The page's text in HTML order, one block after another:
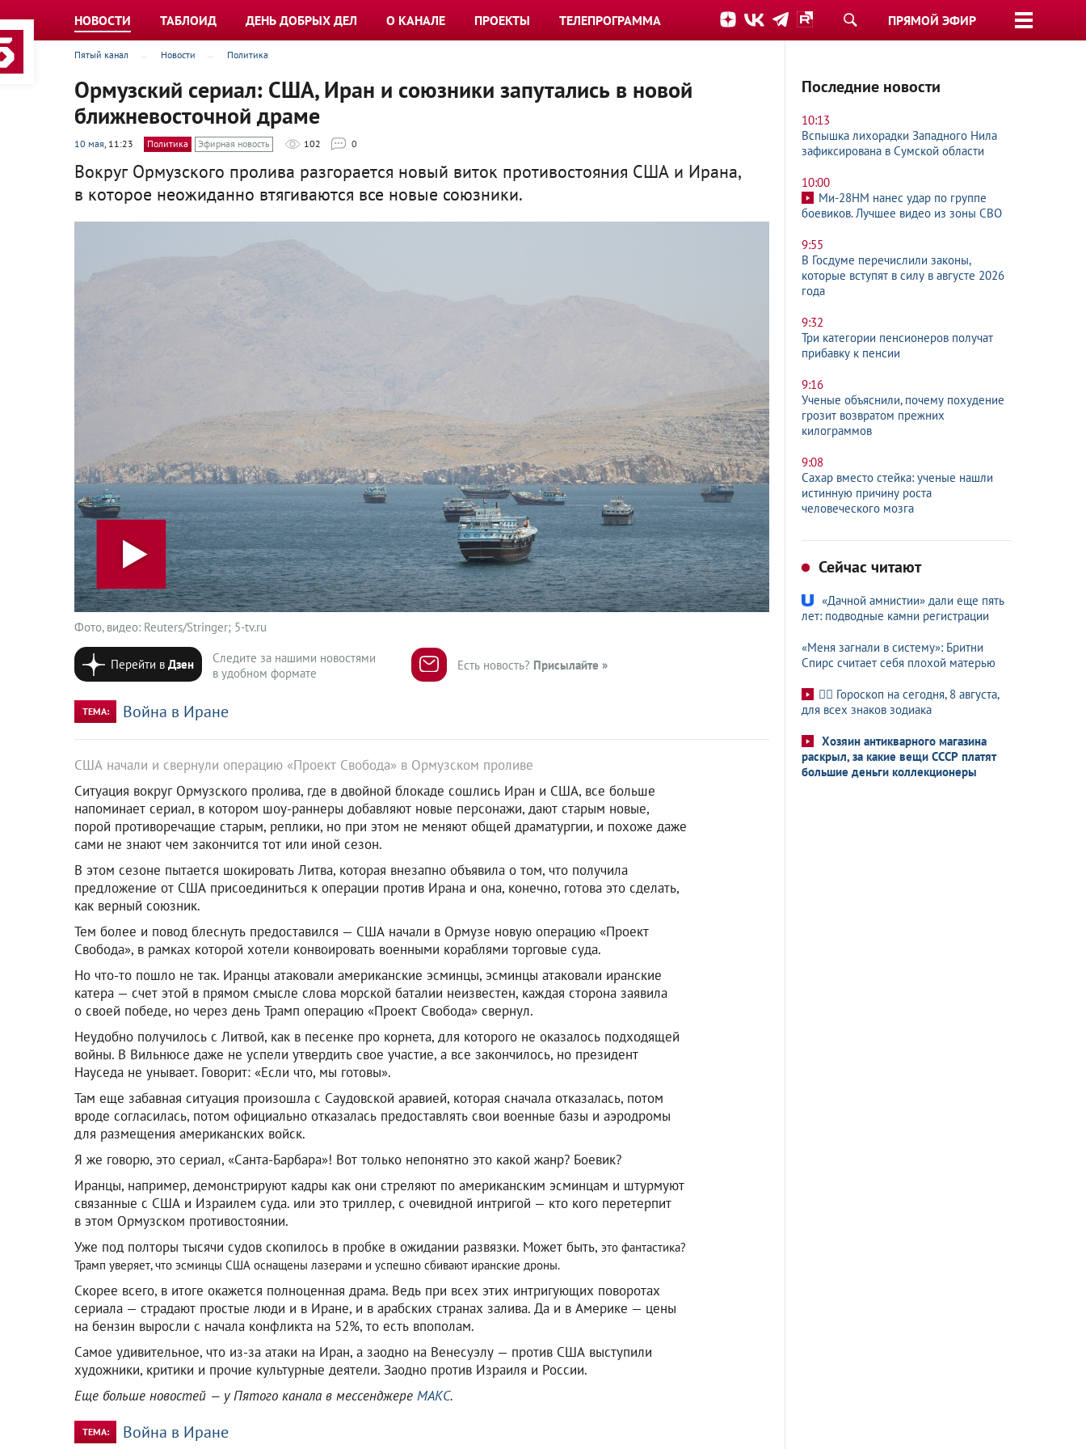
ПРЯМОЙ ЭФИР
НОВОСТИ ТАБЛОИД ДЕНЬ ДОБРЫХ ДЕЛ О КАНАЛЕ ПРОЕКТЫ ТЕЛЕПРОГРАММА
Пятый канал Новости Политика
Ормузский сериал: США, Иран и союзники запутались в новой
ближневосточной драме
10 мая, 11:23 Политика Эфирная новость 102 0
Вокруг Ормузского пролива разгорается новый виток противостояния США и Ирана,
в которое неожиданно втягиваются все новые союзники.
Фото, видео: Reuters/Stringer; 5-tv.ru
Перейти вДзен
Следите за нашими новостями
в удобном формате
Есть новость? Присылайте »
ТЕМА: Война в Иране
США начали и свернули операцию «Проект Свобода» в Ормузском проливе
Ситуация вокруг Ормузского пролива, где в двойной блокаде сошлись Иран и США, все больше
напоминает сериал, в котором шоу-раннеры добавляют новые персонажи, дают старым новые,
порой противоречащие старым, реплики, но при этом не меняют общей драматургии, и похоже даже
сами не знают чем закончится тот или иной сезон.
В этом сезоне пытается шокировать Литва, которая внезапно объявила о том, что получила
предложение от США присоединиться к операции против Ирана и она, конечно, готова это сделать,
как верный союзник.
Тем более и повод блеснуть предоставился — США начали в Ормузе новую операцию «Проект
Свобода», в рамках которой хотели конвоировать военными кораблями торговые суда.
Но что-то пошло не так. Иранцы атаковали американские эсминцы, эсминцы атаковали иранские
катера — счет этой в прямом смысле слова морской баталии неизвестен, каждая сторона заявила
о своей победе, но через день Трамп операцию «Проект Свобода» свернул.
Неудобно получилось с Литвой, как в песенке про корнета, для которого не оказалось подходящей
войны. В Вильнюсе даже не успели утвердить свое участие, а все закончилось, но президент
Науседа не унывает. Говорит: «Если что, мы готовы».
Там еще забавная ситуация произошла с Саудовской аравией, которая сначала отказалась, потом
вроде согласилась, потом официально отказалась предоставлять свои военные базы и аэродромы
для размещения американских войск.
Я же говорю, это сериал, «Санта-Барбара»! Вот только непонятно это какой жанр? Боевик?
Иранцы, например, демонстрируют кадры как они стреляют по американским эсминцам и штурмуют
связанные с США и Израилем суда. или это триллер, с очевидной интригой — кто кого перетерпит
в этом Ормузском противостоянии.
Уже под полторы тысячи судов скопилось в пробке в ожидании развязки. Может быть, это фантастика?
Трамп уверяет, что эсминцы США оснащены лазерами и успешно сбивают иранские дроны.
Скорее всего, в итоге окажется полноценная драма. Ведь при всех этих интригующих поворотах
сериала — страдают простые люди и в Иране, и в арабских странах залива. Да и в Америке — цены
на бензин выросли с начала конфликта на 52%, то есть впополам.
Самое удивительное, что из-за атаки на Иран, а заодно на Венесуэлу — против США выступили
художники, критики и прочие культурные деятели. Заодно против Израиля и России.
Еще больше новостей — у Пятого канала в мессенджере МАКС.
ТЕМА: Война в Иране
Последние новости
10:13
Вспышка лихорадки Западного Нила
зафиксирована в Сумской области
10:00
Ми-28НМ нанес удар по группе
боевиков. Лучшее видео из зоны СВО
9:55
В Госдуме перечислили законы,
которые вступят в силу в августе 2026
года
9:32
Три категории пенсионеров получат
прибавку к пенсии
9:16
Ученые объяснили, почему похудение
грозит возвратом прежних
килограммов
9:08
Сахар вместо стейка: ученые нашли
истинную причину роста
человеческого мозга
Сейчас читают
«Дачной амнистии» дали еще пять
лет: подводные камни регистрации
«Меня загнали в систему»: Бритни
Спирс считает себя плохой матерью
🧙‍♀ Гороскоп на сегодня, 8 августа,
для всех знаков зодиака
Хозяин антикварного магазина
раскрыл, за какие вещи СССР платят
большие деньги коллекционеры